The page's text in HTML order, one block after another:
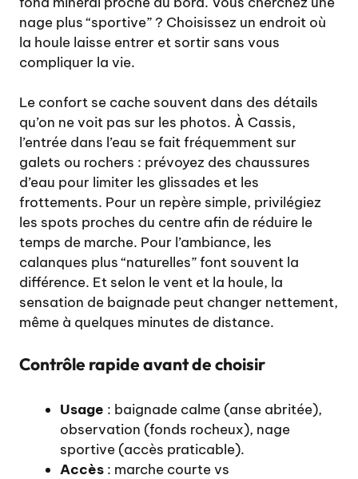
nage plus “sportive” ? Choisissez un endroit où
la houle laisse entrer et sortir sans vous
compliquer la vie.
Le confort se cache souvent dans des détails
qu’on ne voit pas sur les photos. À Cassis,
l’entrée dans l’eau se fait fréquemment sur
galets ou rochers : prévoyez des chaussures
d’eau pour limiter les glissades et les
frottements. Pour un repère simple, privilégiez
les spots proches du centre afin de réduire le
temps de marche. Pour l’ambiance, les
calanques plus “naturelles” font souvent la
différence. Et selon le vent et la houle, la
sensation de baignade peut changer nettement,
même à quelques minutes de distance.
Contrôle rapide avant de choisir
Usage : baignade calme (anse abritée),
observation (fonds rocheux), nage
sportive (accès praticable).
Accès : marche courte vs